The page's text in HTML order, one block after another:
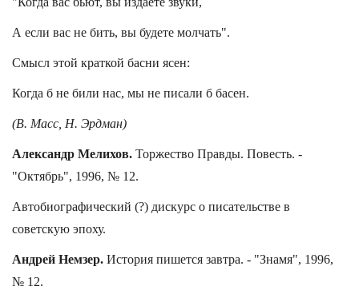
А если вас не бить, вы будете молчать".
Смысл этой краткой басни ясен:
Когда б не били нас, мы не писали б басен.
(В. Масс, Н. Эрдман)
Александр Мелихов. Торжество Правды. Повесть. -
"Октябрь", 1996, № 12.
Автобиографический (?) дискурс о писательстве в
советскую эпоху.
Андрей Немзер. История пишется завтра. - "Знамя", 1996,
№ 12.